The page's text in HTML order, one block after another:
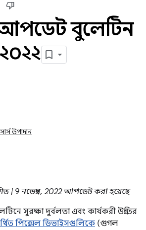
বুলেটিন
উপাদান
| 9 নভেম্বর, 2022 আপডেট করা হয়েছে
সুরক্ষা দুর্বলতা এবং কার্যকরী উন্নতির
পিক্সেল ডিভাইসগুলিকে (গুগল